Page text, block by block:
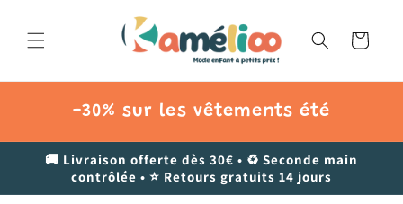
au
contenu
Panier
-30% sur les vêtements été
🚚 Livraison offerte dès 30€ • ♻️ Seconde main
contrôlée • ⭐ Retours gratuits 14 jours